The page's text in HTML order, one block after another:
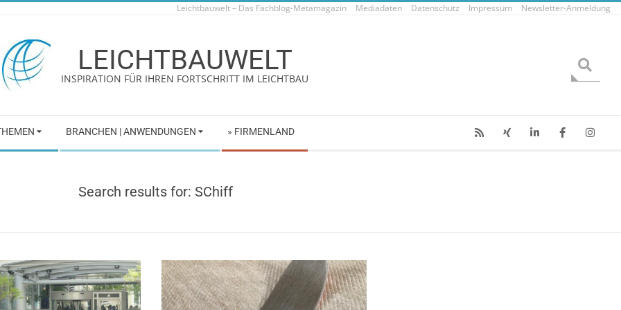
Leichtbauwelt – Das Fachblog-Metamagazin Mediadaten Datenschutz Impressum Newsletter-Anmeldung
LEICHTBAUWELT
INSPIRATION FÜR IHREN FORTSCHRITT IM LEICHTBAU
BRANCHEN | ANWENDUNGEN » FIRMENLAND
Search results for: SChiff